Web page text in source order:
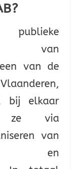
van
van de
bij elkaar
ze via
van
en